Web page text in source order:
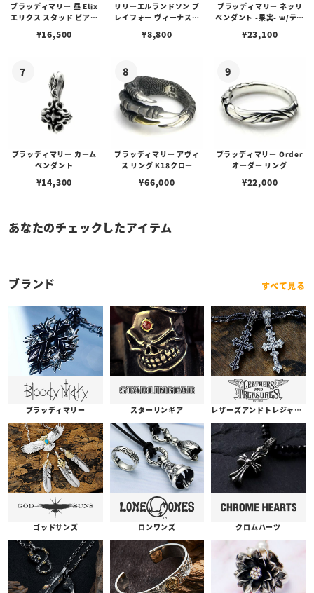
ブラッディマリー 昼 Elix
エリクス スタッド ピアス
¥16,500
リリーエルランドソン プ
レイフォー ヴィーナスチ
¥8,800
ブラッディマリー ネッリ
ペンダント -果実- w/ティ
¥23,100
ブラッディマリー カーム
ペンダント
¥14,300
ブラッディマリー アヴィ
ス リング K18クロー
¥66,000
ブラッディマリー Order
オーダー リング
¥22,000
あなたのチェックしたアイテム
ブランド すべて見る
ブラッディマリー スターリンギア レザーズアンドトレジャーズ
ゴッドサンズ ロンワンズ クロムハーツ